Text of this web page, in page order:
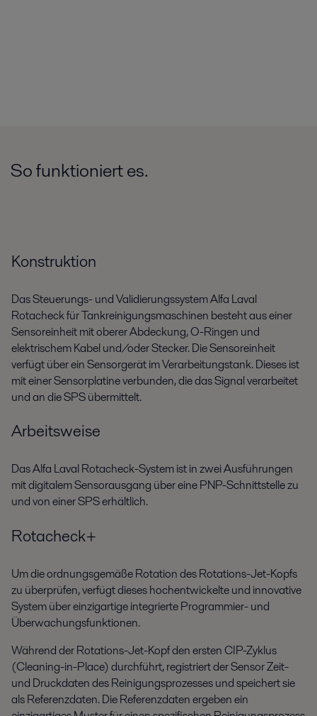
So funktioniert es.
Konstruktion
Das Steuerungs- und Validierungssystem Alfa Laval
Rotacheck für Tankreinigungsmaschinen besteht aus einer
Sensoreinheit mit oberer Abdeckung, O-Ringen und
elektrischem Kabel und/oder Stecker. Die Sensoreinheit
verfügt über ein Sensorgerät im Verarbeitungstank. Dieses ist
mit einer Sensorplatine verbunden, die das Signal verarbeitet
und an die SPS übermittelt.
Arbeitsweise
Das Alfa Laval Rotacheck-System ist in zwei Ausführungen
mit digitalem Sensorausgang über eine PNP-Schnittstelle zu
und von einer SPS erhältlich.
Rotacheck+
Um die ordnungsgemäße Rotation des Rotations-Jet-Kopfs
zu überprüfen, verfügt dieses hochentwickelte und innovative
System über einzigartige integrierte Programmier- und
Überwachungsfunktionen.
Während der Rotations-Jet-Kopf den ersten CIP-Zyklus
(Cleaning-in-Place) durchführt, registriert der Sensor Zeit-
und Druckdaten des Reinigungsprozesses und speichert sie
als Referenzdaten. Die Referenzdaten ergeben ein